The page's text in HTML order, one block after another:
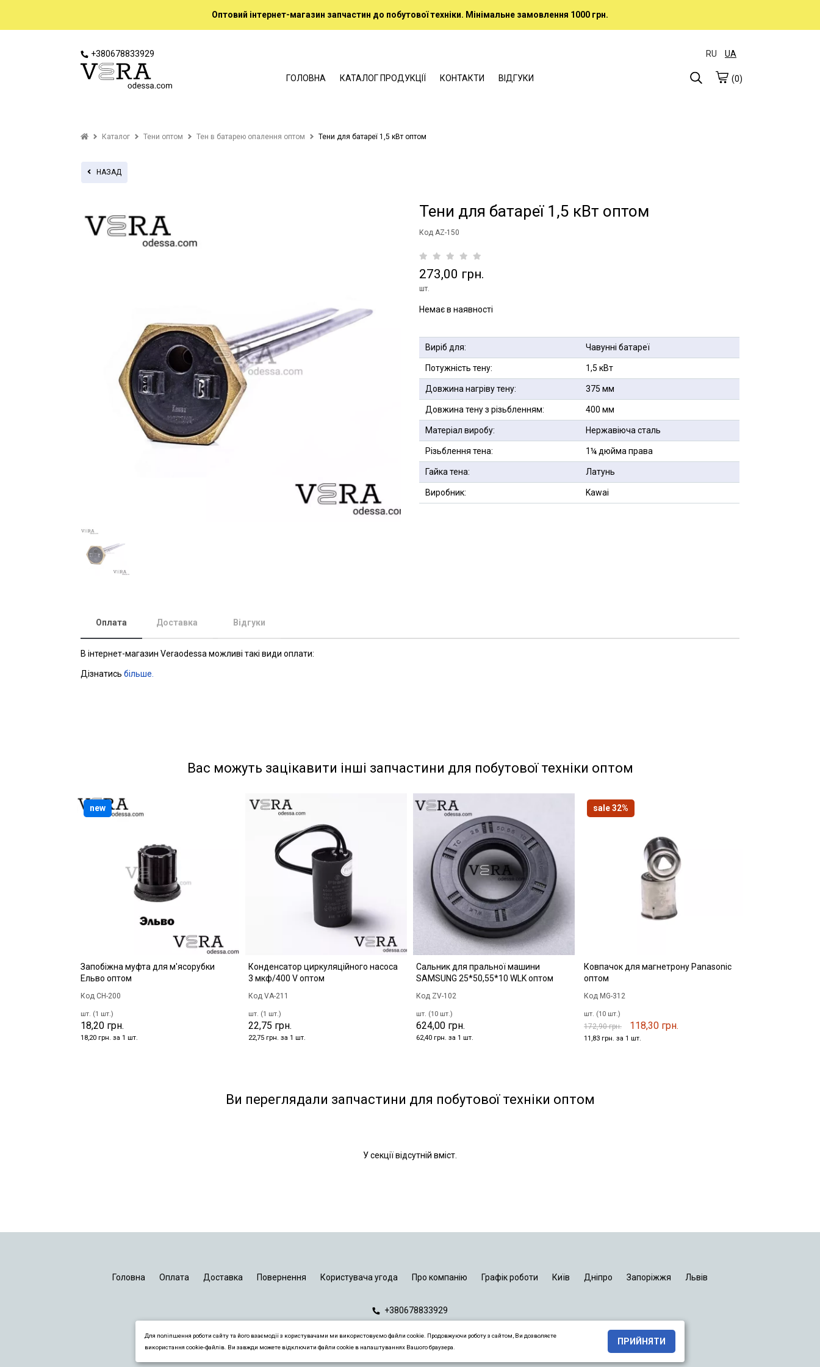
Оптовий інтернет-магазин запчастин до побутової техніки. Мінімальне замовлення 1000 грн.
+380678833929 RU UA
ГОЛОВНА КАТАЛОГ ПРОДУКЦІЇ КОНТАКТИ ВІДГУКИ (0)
Каталог Тени оптом Тен в батарею опалення оптом Тени для батареї 1,5 кВт оптом
НАЗАД
Тени для батареї 1,5 кВт оптом
Код AZ-150
273,00 грн.
шт.
Немає в наявності
Виріб для: Чавунні батареї
Потужність тену: 1,5 кВт
Довжина нагріву тену: 375 мм
Довжина тену з різьбленням: 400 мм
Матеріал виробу: Нержавіюча сталь
Різьблення тена: 1¼ дюйма права
Гайка тена: Латунь
Виробник: Kawai
Оплата Доставка Відгуки
В інтернет-магазин Veraodessa можливі такі види оплати:
Дізнатись більше.
Вас можуть зацікавити інші запчастини для побутової техніки оптом
Запобіжна муфта для м'ясорубки
Ельво оптом
Код CH-200
шт. (1 шт.)
18,20 грн.
18,20 грн. за 1 шт.
new
Конденсатор циркуляційного насоса
3 мкф/400 V оптом
Код VA-211
шт. (1 шт.)
22,75 грн.
22,75 грн. за 1 шт.
Сальник для пральної машини
SAMSUNG 25*50,55*10 WLK оптом
Код ZV-102
шт. (10 шт.)
624,00 грн.
62,40 грн. за 1 шт.
Ковпачок для магнетрону Panasonic
оптом
Код MG-312
шт. (10 шт.)
172,90 грн. 118,30 грн.
11,83 грн. за 1 шт.
sale 32%
Ви переглядали запчастини для побутової техніки оптом
У секції відсутній вміст.
Головна Оплата Доставка Повернення Користувача угода Про компанію Графік роботи Київ Дніпро Запоріжжя Львів
+380678833929
Для поліпшення роботи сайту та його взаємодії з користувачами ми використовуємо файли cookie. Продовжуючи роботу з сайтом, Ви дозволяєте
використання cookie-файлів. Ви завжди можете відключити файли cookie в налаштуваннях Вашого браузера.
ПРИЙНЯТИ